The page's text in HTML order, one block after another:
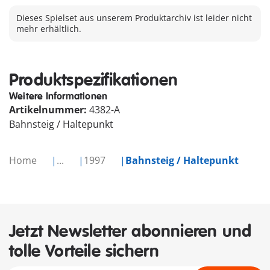
Home ... 1997 Bahnsteig / Haltepunkt
Dieses Spielset aus unserem Produktarchiv ist leider nicht
mehr erhältlich.
Produktspezifikationen
Weitere Informationen
Artikelnummer: 4382-A
Bahnsteig / Haltepunkt
Jetzt Newsletter abonnieren und
tolle Vorteile sichern